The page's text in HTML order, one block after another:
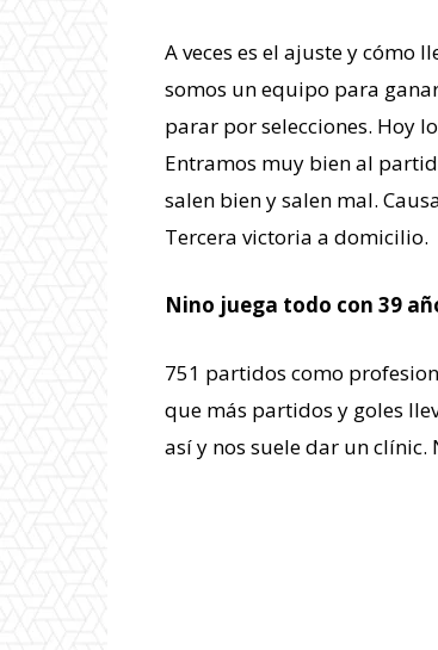
A veces es el ajuste y cómo
somos un equipo para
parar por selecciones. Hoy
Entramos muy bien al
salen bien y salen mal.
Tercera victoria a domicilio.
Nino juega todo con 39
751 partidos como
que más partidos y goles
así y nos suele dar un clínic.